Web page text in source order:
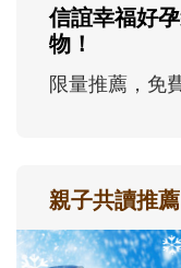
信誼幸福好
物！
限量推薦，免
親子共讀推薦